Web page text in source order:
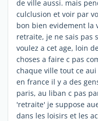
de ville aussi. mais
culclusion et voir par
bon bien evidement la
retraite, je ne sais pas
voulez a cet age, loin
choses a faire c pas
chaque ville tout ce
en france il y a des
paris, au liban c pas
'retraite' je suppose
dans les loisirs et les